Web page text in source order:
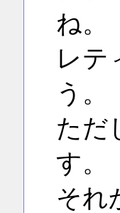
ね。
レテ
う。
ただ
す。
それ